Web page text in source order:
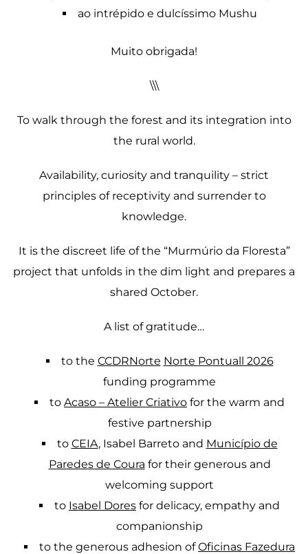
ao intrépido e dulcíssimo Mushu
Muito obrigada!
\\\
To walk through the forest and its integration into
the rural world.
Availability, curiosity and tranquility – strict
principles of receptivity and surrender to
knowledge.
It is the discreet life of the “Murmúrio da Floresta”
project that unfolds in the dim light and prepares a
shared October.
A list of gratitude…
to the CCDRNorte Norte Pontuall 2026
funding programme
to Acaso – Atelier Criativo for the warm and
festive partnership
to CEIA, Isabel Barreto and Município de
Paredes de Coura for their generous and
welcoming support
to Isabel Dores for delicacy, empathy and
companionship
to the generous adhesion ofOficinas Fazedura